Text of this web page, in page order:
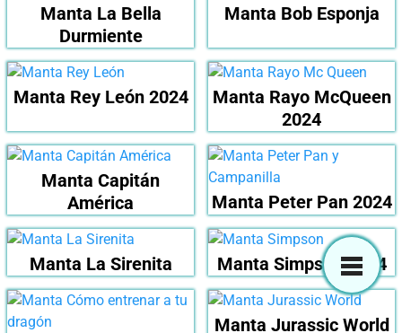
Manta La Bella
Durmiente
Manta Bob Esponja
Manta Rey León 2024
Manta Rayo McQueen
2024
Manta Capitán
América
Manta Peter Pan 2024
Manta La Sirenita Manta Simpson 2024
Manta Jurassic World